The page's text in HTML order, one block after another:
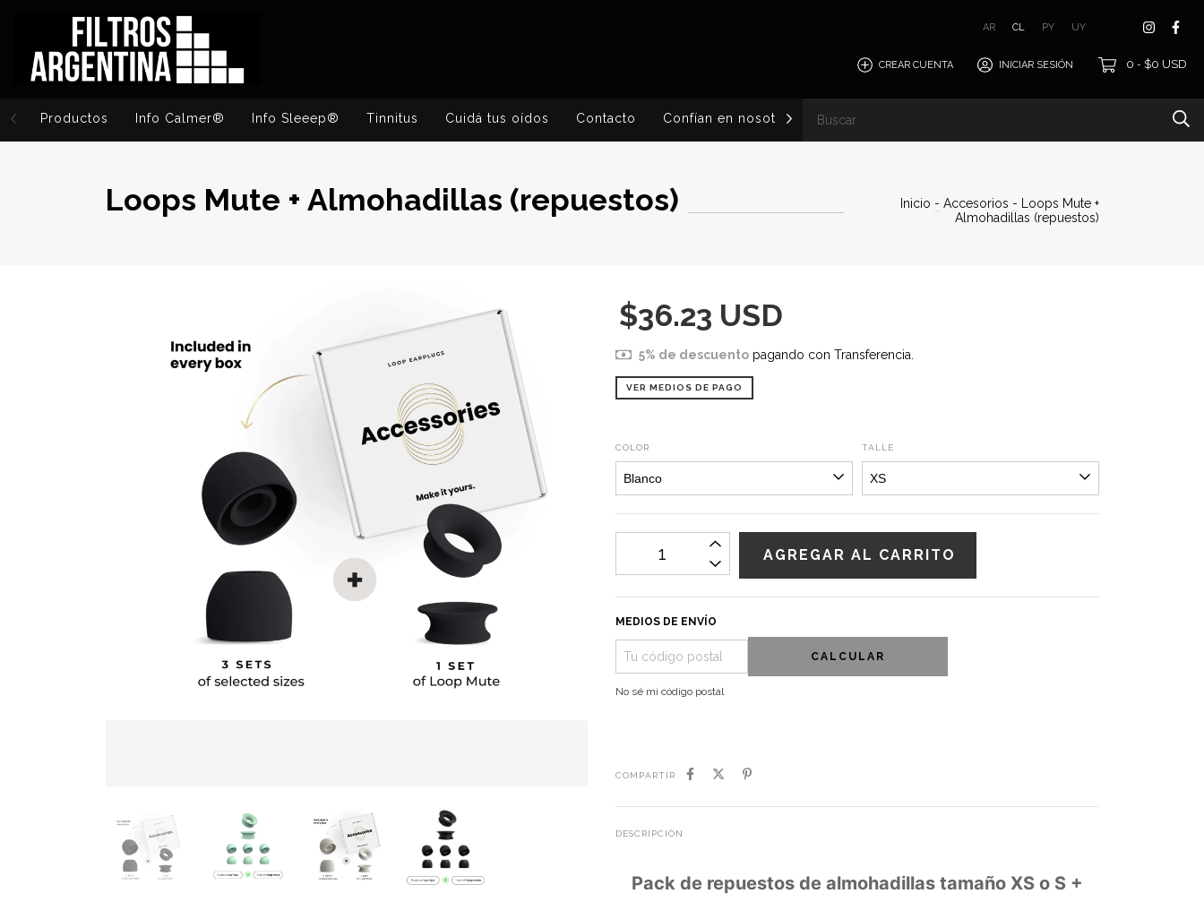
AR CL PY UY
CREAR CUENTA INICIAR SESIÓN 0 - $0 USD
Productos Info Calmer® Info Sleeep® Tinnitus Cuidá tus oídos Contacto Confían en nosotros Quiénes Somos
Loops Mute + Almohadillas (repuestos) Inicio - Accesorios - Loops Mute +
Almohadillas (repuestos)
$36.23 USD
5% de descuentopagando con Transferencia.
VER MEDIOS DE PAGO
COLOR TALLE
MEDIOS DE ENVÍO
CALCULAR
No sé mi código postal
COMPARTIR
DESCRIPCIÓN
Pack de repuestos de almohadillas tamaño XS o S +